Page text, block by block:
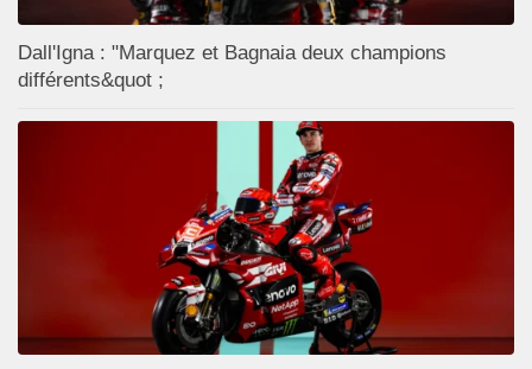
Dall'Igna : "Marquez et Bagnaia deux champions
différents&quot ;